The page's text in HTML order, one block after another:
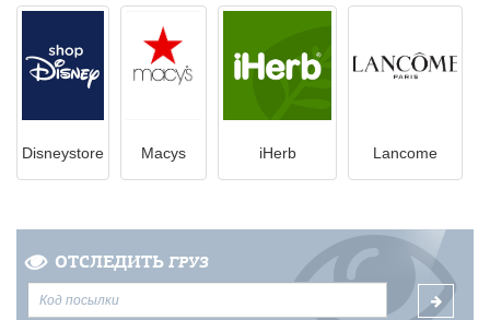
Disneystore Macys iHerb Lancome
ОТСЛЕДИТЬ ГРУЗ